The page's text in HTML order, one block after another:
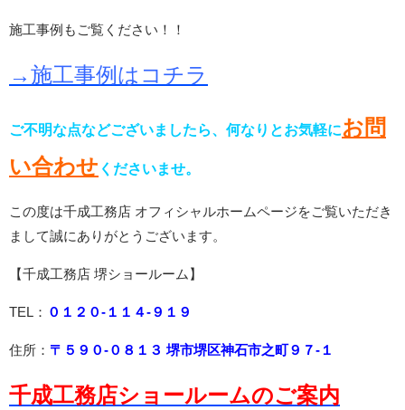
施工事例もご覧ください！！
→施工事例はコチラ
ご不明な点などございましたら、何なりとお気軽にお問
い合わせ くださいませ。
この度は千成工務店 オフィシャルホームページをご覧いただき
まして誠にありがとうございます。
【千成工務店 堺ショールーム】
TEL： ０１２０-１１４-９１９
住所： 〒５９０-０８１３ 堺市堺区神石市之町９７-１
千成工務店ショールームのご案内